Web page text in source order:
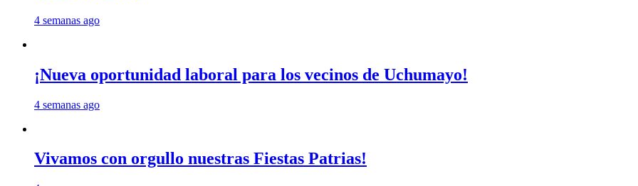
4 semanas ago
¡Nueva oportunidad laboral para los vecinos de Uchumayo!
4 semanas ago
Vivamos con orgullo nuestras Fiestas Patrias!